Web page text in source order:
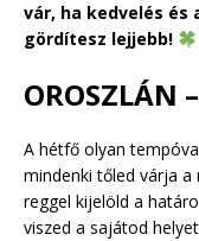
vár, ha kedvelés és
gördítesz lejjebb!
OROSZLÁN
A hétfő olyan
mindenki tőled várja
reggel kijelöld a
viszed a sajátod